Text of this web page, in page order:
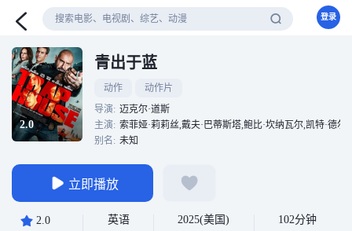
登录
2.0
青出于蓝
动作
动作片
导演: 迈克尔·道斯
主演: 索菲娅·莉莉丝,戴夫·巴蒂斯塔,鲍比·坎纳瓦尔,凯特·德
别名: 未知
立即播放
2.0 英语 2025(美国) 102分钟